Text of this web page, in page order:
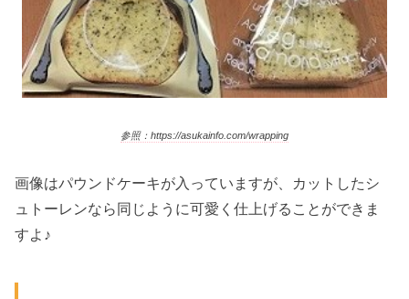
参照：https://asukainfo.com/wrapping
画像はパウンドケーキが入っていますが、カットしたシ
ュトーレンなら同じように可愛く仕上げることができま
すよ♪